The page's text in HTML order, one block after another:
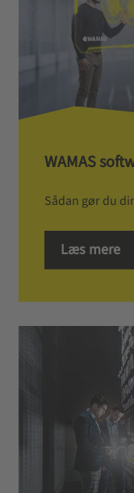
WAMAS
Sådan gør du
Læs mere